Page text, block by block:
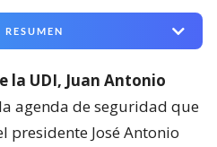
RESUMEN
la UDI, Juan Antonio
agenda de seguridad que
presidente José Antonio